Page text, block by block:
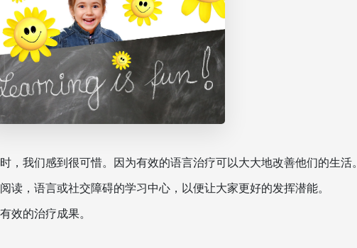
，我们感到很可惜。因为有效的语言治疗可以大大地改善他们的生活。
读，语言或社交障碍的学习中心，以便让大家更好的发挥潜能。
效的治疗成果。